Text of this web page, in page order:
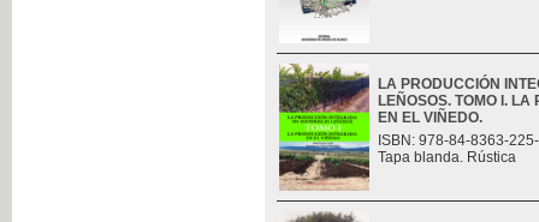
LA PRODUCCIÓN
LEÑOSOS. TOMO I.
EN EL VIÑEDO.
ISBN: 978-84-8363-
Tapa blanda. Rústica